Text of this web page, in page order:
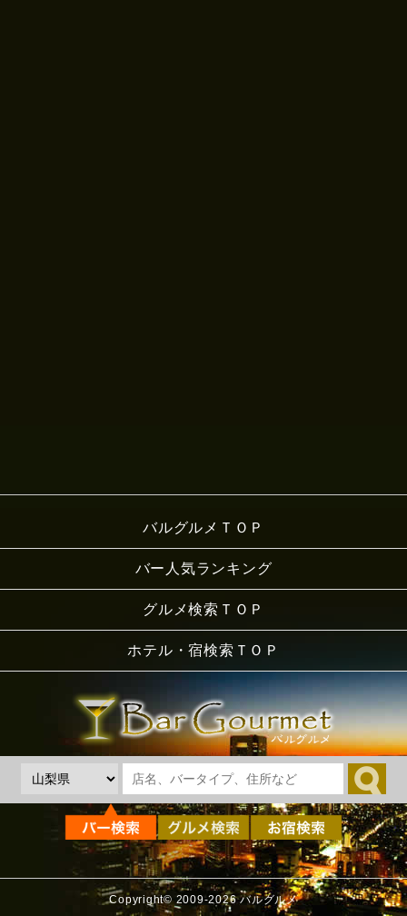
バルグルメＴＯＰ
バー人気ランキング
グルメ検索ＴＯＰ
ホテル・宿検索ＴＯＰ
Copyright© 2009-2026 バルグルメ